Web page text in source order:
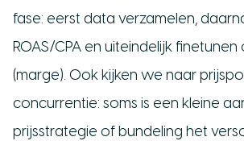
fase: eerst data verzamelen,
ROAS/CPA en uiteindelijk
(marge). Ook kijken we naar
concurrentie: soms is een kleine
prijsstrategie of bundeling het